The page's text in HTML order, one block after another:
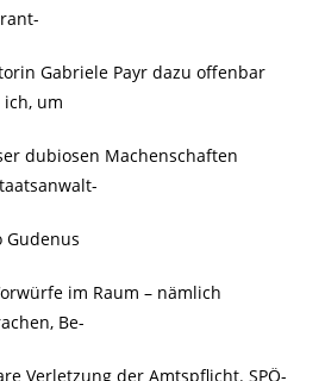
Gabriele Payr dazu offenbar
um
dubiosen Machenschaften
Gudenus
im Raum – nämlich
Be-
Verletzung der Amtspflicht. SPÖ-